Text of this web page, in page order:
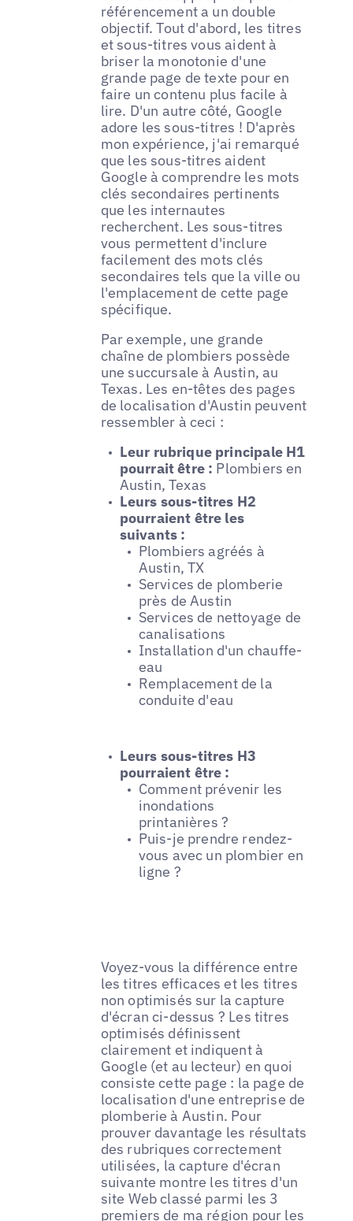
référencement a un double
objectif. Tout d'abord, les titres
et sous-titres vous aident à
briser la monotonie d'une
grande page de texte pour en
faire un contenu plus facile à
lire. D'un autre côté, Google
adore les sous-titres ! D'après
mon expérience, j'ai remarqué
que les sous-titres aident
Google à comprendre les mots
clés secondaires pertinents
que les internautes
recherchent. Les sous-titres
vous permettent d'inclure
facilement des mots clés
secondaires tels que la ville ou
l'emplacement de cette page
spécifique.
Par exemple, une grande
chaîne de plombiers possède
une succursale à Austin, au
Texas. Les en-têtes des pages
de localisation d'Austin peuvent
ressembler à ceci :
Leur rubrique principale H1
pourrait être : Plombiers en
Austin, Texas
Leurs sous-titres H2
pourraient être les
suivants :
Plombiers agréés à
Austin, TX
Services de plomberie
près de Austin
Services de nettoyage de
canalisations
Installation d'un chauffe-
eau
Remplacement de la
conduite d'eau
Leurs sous-titres H3
pourraient être :
Comment prévenir les
inondations
printanières ?
Puis-je prendre rendez-
vous avec un plombier en
ligne ?
Voyez-vous la différence entre
les titres efficaces et les titres
non optimisés sur la capture
d'écran ci-dessus ? Les titres
optimisés définissent
clairement et indiquent à
Google (et au lecteur) en quoi
consiste cette page : la page de
localisation d'une entreprise de
plomberie à Austin. Pour
prouver davantage les résultats
des rubriques correctement
utilisées, la capture d'écran
suivante montre les titres d'un
site Web classé parmi les 3
premiers de ma région pour les